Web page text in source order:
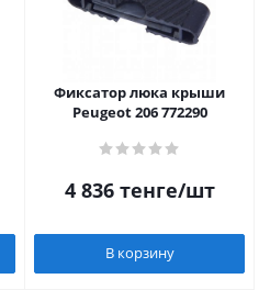
Фиксатор люка крыши
Peugeot 206 772290
4 836тенге/шт
В корзину